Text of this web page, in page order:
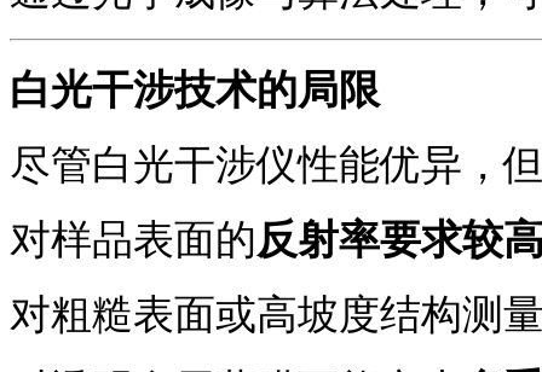
白光干涉技术的局限
尽管白光干涉仪性能优异，
对样品表面的反射率要求较
对粗糙表面或高坡度结构测